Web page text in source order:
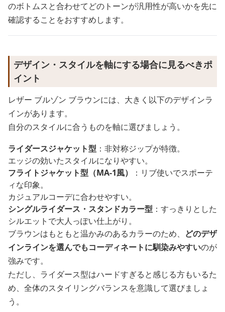
のボトムスと合わせてどのトーンが汎用性が高いかを先に
確認することをおすすめします。
デザイン・スタイルを軸にする場合に見るべきポ
イント
レザー ブルゾン ブラウンには、大きく以下のデザインラ
インがあります。
自分のスタイルに合うものを軸に選びましょう。
ライダースジャケット型 ：非対称ジップが特徴。
エッジの効いたスタイルになりやすい。
フライトジャケット型（MA-1風）
：リブ使いでスポーテ
ィな印象。
カジュアルコーデに合わせやすい。
シングルライダース・スタンドカラー型 ：すっきりとした
シルエットで大人っぽい仕上がり。
ブラウンはもともと温かみのあるカラーのため、 どのデザ
インラインを選んでもコーディネートに馴染みやすいのが
強みです。
ただし、ライダース型はハードすぎると感じる方もいるた
め、全体のスタイリングバランスを意識して選びましょ
う。